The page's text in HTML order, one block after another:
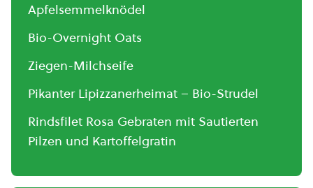
Apfelsemmelknödel
Bio-Overnight Oats
Ziegen-Milchseife
Pikanter Lipizzanerheimat – Bio-Strudel
Rindsfilet Rosa Gebraten mit Sautierten
Pilzen und Kartoffelgratin